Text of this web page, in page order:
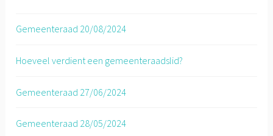
Gemeenteraad 20/08/2024
Hoeveel verdient een gemeenteraadslid?
Gemeenteraad 27/06/2024
Gemeenteraad 28/05/2024